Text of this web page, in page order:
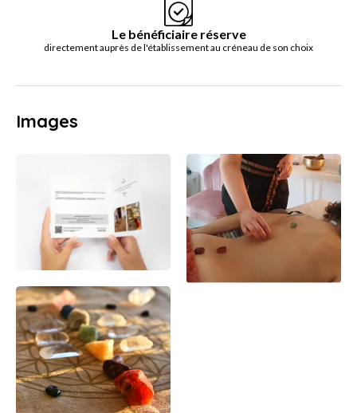
Le bénéficiaire réserve
directement auprès de l'établissement au créneau de son choix
Images